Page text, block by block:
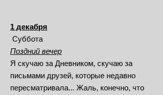
1 декабря
Суббота
Поздний вечер
Я скучаю за Дневником, скучаю за
письмами друзей, которые недавно
пересматривала... Жаль, конечно, что